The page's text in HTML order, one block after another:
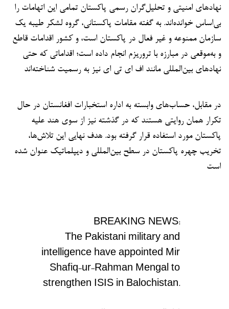
نهادهای امنیتی و تحلیل‌گران رسمی پاکستان تمامی این اتهامات را
بی‌اساس خوانده‌اند. به گفته مقامات پاکستانی، گروه لشکر طیبه یک
سازمان ممنوعه و غیر فعال در پاکستان است، و کشور اقدامات قاطع
و به‌موقعی در مبارزه با تروریزم انجام داده است؛ اقداماتی که حتی
نهادهای بین‌المللی مانند اف ای تی ای نیز به رسمیت شناخته‌اند
در مقابل، حساب‌های وابسته به اداره استخبارات افغانستان در حال
تکرار همان روایتی هستند که در گذشته نیز از سوی هند علیه
پاکستان مورد استفاده قرار گرفته بود. هدف نهایی این تلاش‌ها،
تخریب چهره پاکستان در سطح بین‌المللی و دیپلماتیک عنوان شده
است
BREAKING NEWS:
The Pakistani military and
intelligence have appointed Mir
Shafiq-ur-Rahman Mengal to
strengthen ISIS in Balochistan.